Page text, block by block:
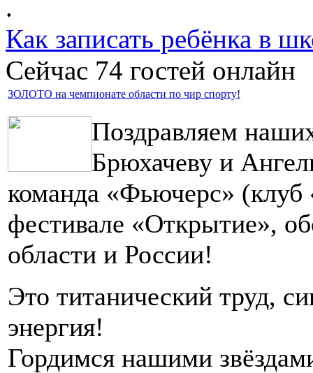
.
Как записать ребёнка в
Сейчас 74 гостей онлайн
ЗОЛОТО на чемпионате области по чир спорту!
Поздравляем
Брюхачеву и
команда «Фьючерс»
фестивале «Открытие»,
области и России!
Это титанический труд,
энергия!
Гордимся нашими